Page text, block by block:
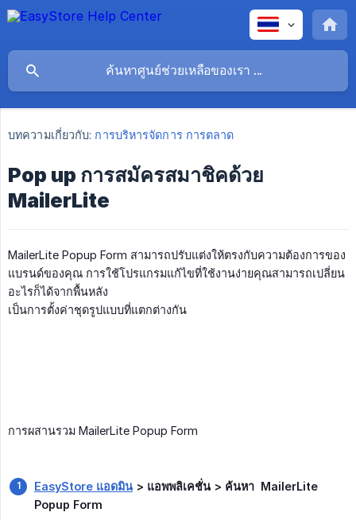
บทความเกี่ยวกับ: การบริหารจัดการ การตลาด
Pop up การสมัครสมาชิคด้วย
MailerLite
MailerLite Popup Form สามารถปรับแต่งให้ตรงกับความต้องการของ
แบรนด์ของคุณ การใช้โปรแกรมแก้ไขที่ใช้งานง่ายคุณสามารถเปลี่ยน
อะไรก็ได้จากพื้นหลัง
เป็นการตั้งค่าชุดรูปแบบที่แตกต่างกัน
การผสานรวม MailerLite Popup Form
EasyStore แอดมิน > แอพพลิเคชั่น > ค้นหา  MailerLite
Popup Form